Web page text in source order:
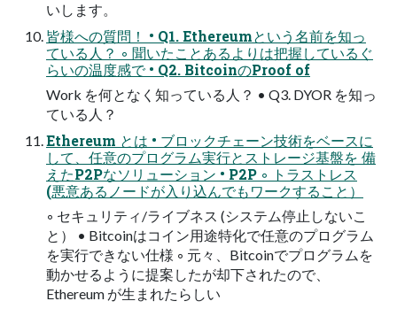
いします。
皆様への質問！ • Q1. Ethereumという名前を知っ
ている人？ ◦ 聞いたことあるよりは把握しているぐ
らいの温度感で • Q2. BitcoinのProof of
Work を何となく知っている人？ • Q3. DYOR を知っ
ている人？
Ethereum とは • ブロックチェーン技術をベースに
して、任意のプログラム実行とストレージ基盤を 備
えたP2Pなソリューション • P2P ◦ トラストレス
(悪意あるノードが入り込んでもワークすること）
◦ セキュリティ/ライブネス (システム停止しないこ
と） • Bitcoinはコイン用途特化で任意のプログラム
を実行できない仕様 ◦ 元々、Bitcoinでプログラムを
動かせるように提案したが却下されたので、
Ethereum が生まれたらしい